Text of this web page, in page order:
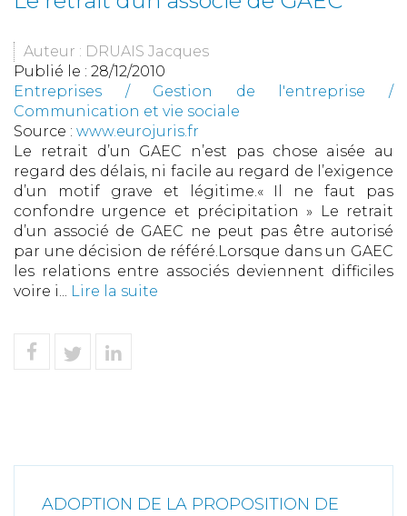
Auteur : DRUAIS Jacques
Publié le : 28/12/2010
Entreprises / Gestion de l'entreprise /
Communication et vie sociale
Source : www.eurojuris.fr
Le retrait d’un GAEC n’est pas chose aisée au
regard des délais, ni facile au regard de l’exigence
d’un motif grave et légitime.« Il ne faut pas
confondre urgence et précipitation » Le retrait
d’un associé de GAEC ne peut pas être autorisé
par une décision de référé.Lorsque dans un GAEC
les relations entre associés deviennent difficiles
voire i... Lire la suite
ADOPTION DE LA PROPOSITION DE